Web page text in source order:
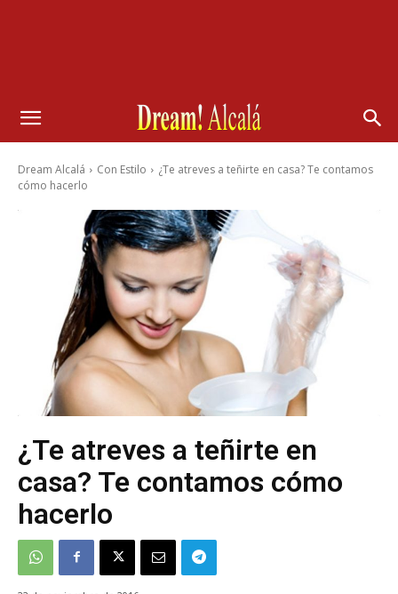
Dream Alcalá Con Estilo
¿Te atreves a teñirte en casa? Te contamos
cómo hacerlo
¿Te atreves a teñirte en
casa? Te contamos cómo
hacerlo